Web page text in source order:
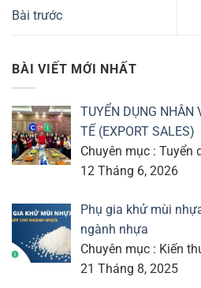
Bài trước
BÀI VIẾT MỚI NHẤT
TUYỂN DỤNG NHÂN
TẾ (EXPORT SALES)
Chuyên mục : Tuyển
12 Tháng 6, 2026
Phụ gia khử mùi
ngành nhựa
Chuyên mục : Kiến
21 Tháng 8, 2025